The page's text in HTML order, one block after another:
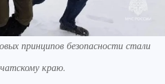
принципов безопасности стали
краю.